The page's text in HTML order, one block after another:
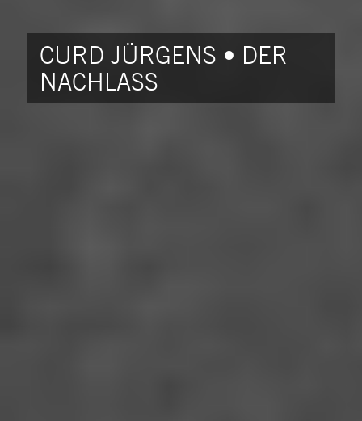
CURD JÜRGENS • DER
NACHLASS